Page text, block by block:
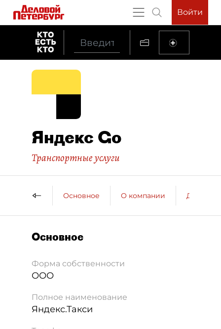
Войти
Яндекс Go
Транспортные услуги
Основное О компании ДП о
Основное
Форма собственности
ООО
Полное наименование
Яндекс.Такси